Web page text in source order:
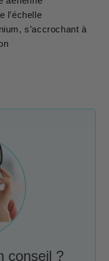
l’échelle
s’accrochant à
conseil ?